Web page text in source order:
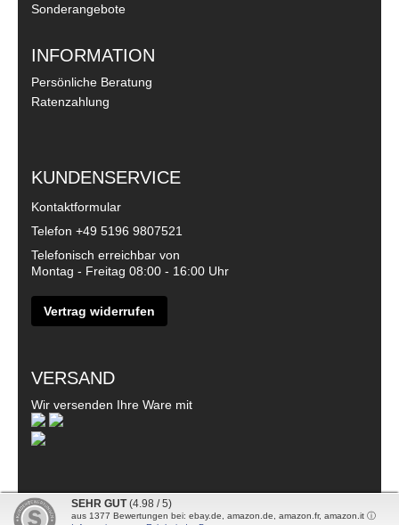
Sonderangebote
INFORMATION
Persönliche Beratung
Ratenzahlung
KUNDENSERVICE
Kontaktformular
Telefon +49 5196 9807521
Telefonisch erreichbar von
Montag - Freitag 08:00 - 16:00 Uhr
Vertrag widerrufen
VERSAND
Wir versenden Ihre Ware mit
SEHR GUT (4.98 / 5)
aus 1377 Bewertungen bei: ebay.de, amazon.de, amazon.fr, amazon.it ⓘ